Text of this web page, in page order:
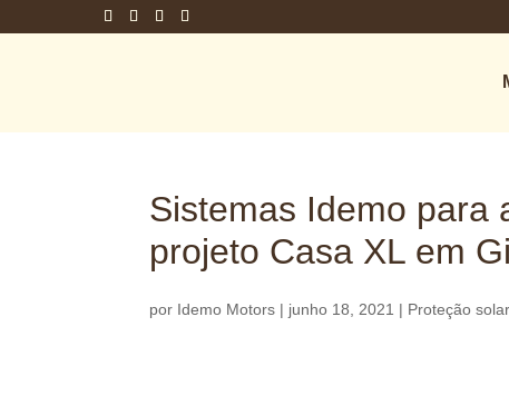
Sistemas Idemo para
projeto Casa XL em
por Idemo Motors | junho 18, 2021 | Proteção solar